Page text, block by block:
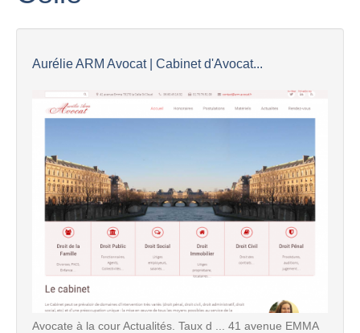
Aurélie ARM Avocat | Cabinet d'Avocat...
Avocate à la cour Actualités. Taux d ... 41 avenue EMMA